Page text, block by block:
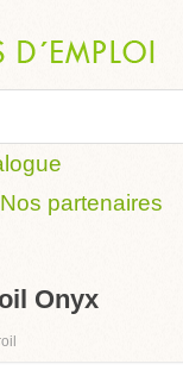
Nos partenaires
Onyx